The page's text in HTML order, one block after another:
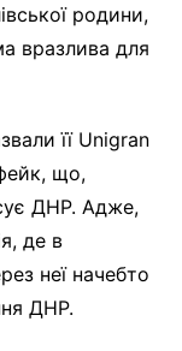
родини,
вразлива для
її Unigran
що,
ДНР. Адже,
де в
неї начебто
ДНР.